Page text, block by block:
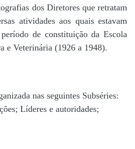
dos Diretores que retratam
atividades aos quais estavam
de constituição da Escola
e Veterinária (1926 a 1948).
nas seguintes Subséries:
Líderes e autoridades;